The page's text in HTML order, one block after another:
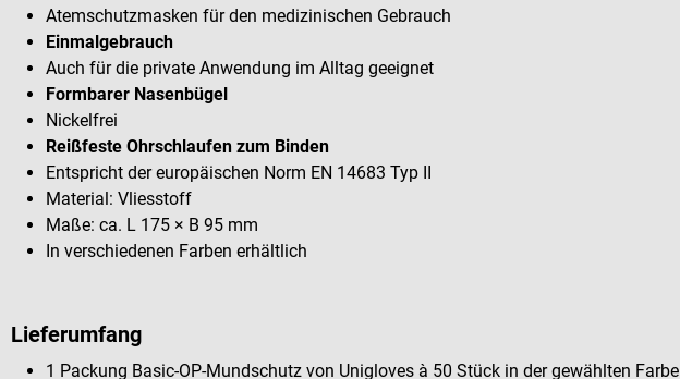
Atemschutzmasken für den medizinischen Gebrauch
Einmalgebrauch
Auch für die private Anwendung im Alltag geeignet
Formbarer Nasenbügel
Nickelfrei
Reißfeste Ohrschlaufen zum Binden
Entspricht der europäischen Norm EN 14683 Typ II
Material: Vliesstoff
Maße: ca. L 175 × B 95 mm
In verschiedenen Farben erhältlich
Lieferumfang
1 Packung Basic-OP-Mundschutz von Unigloves à 50 Stück in der gewählten Farbe